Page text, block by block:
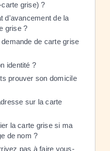
grise) ?
d'avancement de la
grise ?
de carte grise
identité ?
prouver son domicile
sur la carte
la carte grise si ma
de nom ?
pas à faire vous-